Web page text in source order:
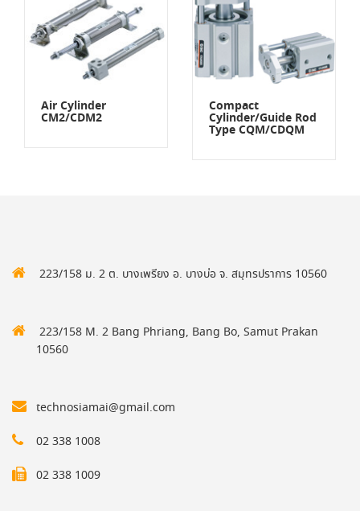
Air Cylinder
CM2/CDM2
Compact
Cylinder/Guide Rod
Type CQM/CDQM
223/158 ม. 2 ต. บางเพรียง อ. บางบ่อ จ. สมุทรปราการ 10560
223/158 M. 2 Bang Phriang, Bang Bo, Samut Prakan
10560
technosiamai@gmail.com
02 338 1008
02 338 1009